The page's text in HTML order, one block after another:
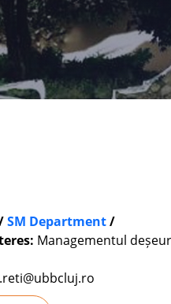
SM Department/
Managementul